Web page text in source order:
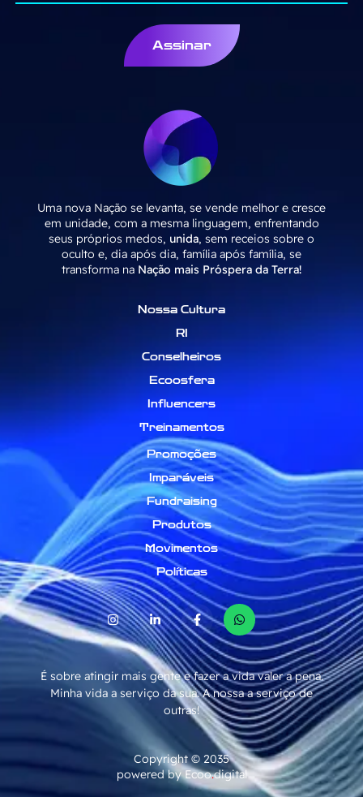
Assinar
Uma nova Nação se levanta, se vende melhor e cresce
em unidade, com a mesma linguagem, enfrentando
seus próprios medos, unida, sem receios sobre o
oculto e, dia após dia, família após família, se
transforma na Nação mais Próspera da Terra!
Nossa Cultura
RI
Conselheiros
Ecoosfera
Influencers
Treinamentos
Promoções
Imparáveis
Fundraising
Produtos
Movimentos
Políticas
É sobre atingir mais gente e fazer a vida valer a pena.
Minha vida a serviço da sua. A nossa a serviço de
outras!
Copyright © 2035
powered by Ecoo.digital